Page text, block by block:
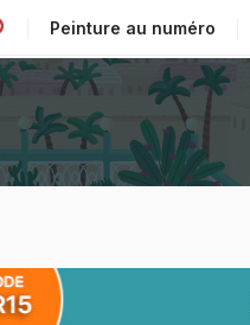
Peinture au numéro